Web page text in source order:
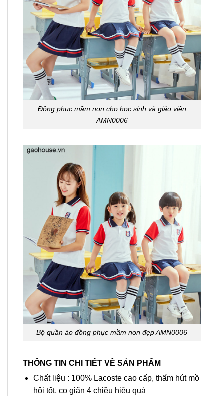
Đồng phục mầm non cho học sinh và giáo viên
AMN0006
Bộ quần áo đồng phục mầm non đẹp AMN0006
THÔNG TIN CHI TIẾT VỀ SẢN PHẨM
Chất liệu : 100% Lacoste cao cấp, thấm hút mồ
hôi tốt, co giãn 4 chiều hiệu quả